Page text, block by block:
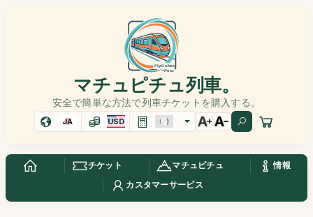
マチュピチュ列車。
安全で簡単な方法で列車チケットを購入する。
JA USD
チケット マチュピチュ
情報
カスタマーサービス